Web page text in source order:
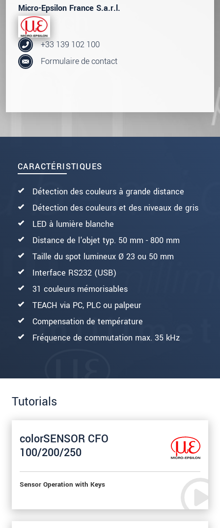
CARACTÉRISTIQUES
Détection des couleurs à grande distance
Détection des couleurs et des niveaux de gris
LED à lumière blanche
Distance de l'objet typ. 50 mm - 800 mm
Taille du spot lumineux Ø 23 ou 50 mm
Interface RS232 (USB)
31 couleurs mémorisables
TEACH via PC, PLC ou palpeur
Compensation de température
Fréquence de commutation max. 35 kHz
Micro-Epsilon France S.a.r.l.
+33 139 102 100
Formulaire de contact
Tutorials
colorSENSOR CFO
100/200/250
Sensor Operation with Keys